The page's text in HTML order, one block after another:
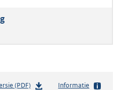
(PDF)b
Informatie